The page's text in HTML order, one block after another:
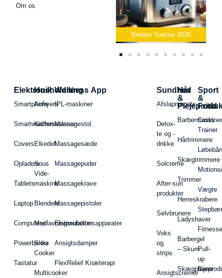
Om os
Bedste Toaster 2026
Elektronik
Smartphone
Smartwatches
Covers
Opladere
Tablets
Laptop
Computere
Powerbanks
Tastatur
Husholdning
Airfryers
Kaffemaskiner
Elkedel
Sous
Vide-
maskine
Blendere
Madlavningsrobotter
Slow
Cooker
Multicooker
Wellness App
IPL-maskiner
Massagestol
Massagesæde
Massagepuder
Massagekrave
Massagepistoler
Elstimulationsapparater
Ansigtsdamper
FlexRelief Knæterapi
Sundhed
Afslapningste
Detox-
te og -
drikke
Solcreme
After-sun
produkter
Selvbrunere
Voks
og
strips
Ansigtscremer
Hår
&
Hårtrimmere
Skægtrimmere
Trimmer
Herreskrabere
Ladyshaver
Barbergel
– Skum
Sport
&
Fritid
Cross
Trainer
Vægte
Pull-
up
Barer